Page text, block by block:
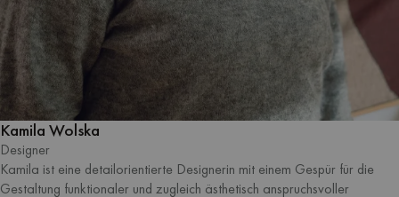
Kamila Wolska
Designer
Kamila ist eine detailorientierte Designerin mit einem Gespür für die
Gestaltung funktionaler und zugleich ästhetisch anspruchsvoller